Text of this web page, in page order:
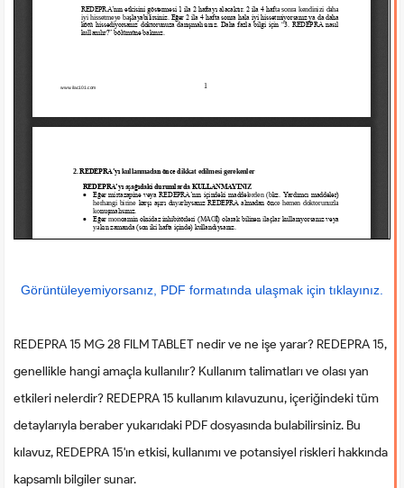
Görüntüleyemiyorsanız, PDF formatında ulaşmak için tıklayınız.
REDEPRA 15 MG 28 FILM TABLET nedir ve ne işe yarar? REDEPRA 15,
genellikle hangi amaçla kullanılır? Kullanım talimatları ve olası yan
etkileri nelerdir? REDEPRA 15 kullanım kılavuzunu, içeriğindeki tüm
detaylarıyla beraber yukarıdaki PDF dosyasında bulabilirsiniz. Bu
kılavuz, REDEPRA 15'ın etkisi, kullanımı ve potansiyel riskleri hakkında
kapsamlı bilgiler sunar.